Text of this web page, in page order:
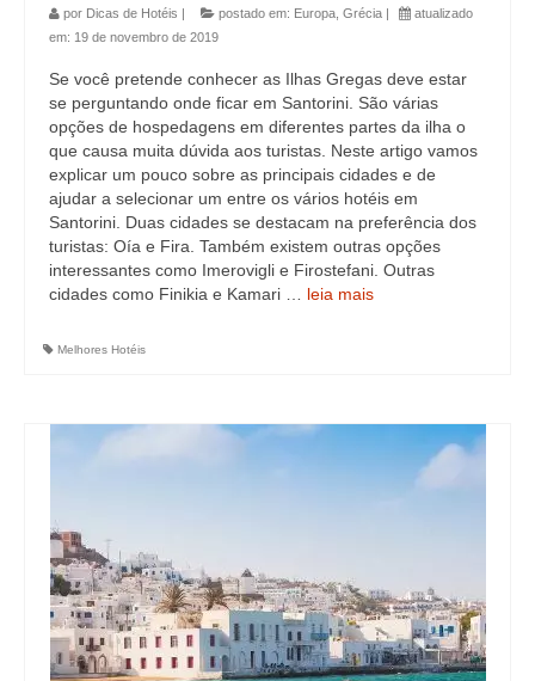
por Dicas de Hotéis | postado em: Europa Grécia |
atualizado
em: 19 de novembro de 2019
Se você pretende conhecer as Ilhas Gregas deve estar
se perguntando onde ficar em Santorini. São várias
opções de hospedagens em diferentes partes da ilha o
que causa muita dúvida aos turistas. Neste artigo vamos
explicar um pouco sobre as principais cidades e de
ajudar a selecionar um entre os vários hotéis em
Santorini. Duas cidades se destacam na preferência dos
turistas: Oía e Fira. Também existem outras opções
interessantes como Imerovigli e Firostefani. Outras
cidades como Finikia e Kamari … leia mais
Melhores Hotéis